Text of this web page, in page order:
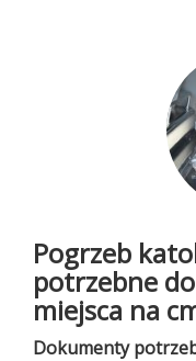
Pogrzeb
potrzebne
miejsca na
Dokumenty